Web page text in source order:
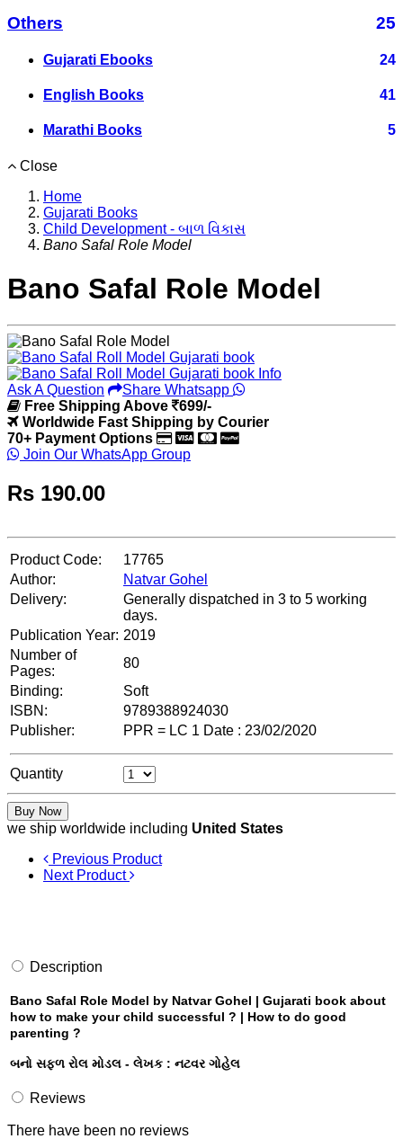
Others 25
Gujarati Ebooks 24
English Books 41
Marathi Books 5
Close
Home
Gujarati Books
Child Development - બાળ વિકાસ
Bano Safal Role Model
Bano Safal Role Model
Ask A Question
Share Whatsapp
Free Shipping Above
699/-
Worldwide Fast Shipping by Courier
70+ Payment Options
Join Our WhatsApp Group
Rs 190.00
Product Code:
17765
Author:
Natvar Gohel
Delivery:
Generally dispatched in 3 to 5 working
days.
Publication Year: 2019
Number of
Pages:
80
Binding:
Soft
ISBN:
9789388924030
Publisher:
PPR = LC 1 Date : 23/02/2020
Quantity
Buy Now
we ship worldwide including United States
Previous Product
Next Product
Description
Bano Safal Role Model by Natvar Gohel | Gujarati book about
how to make your child successful ? | How to do good
parenting ?
બનો સફળ રોલ મોડલ - લેખક : નટવર ગોહેલ
Reviews
There have been no reviews